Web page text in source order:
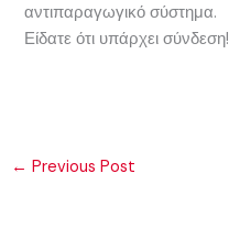
αντιπαραγωγικό σύστημα.
Είδατε ότι υπάρχει σύνδεση!
← Previous Post